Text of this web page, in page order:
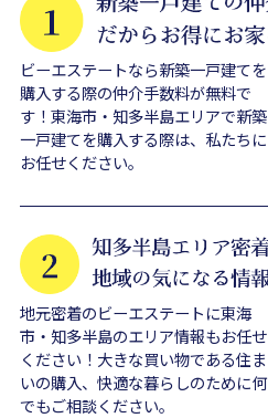
ビーエステートなら新築一戸建てを
購入する際の仲介手数料が無料で
す！東海市・知多半島エリアで新築
一戸建てを購入する際は、私たちに
お任せください。
地元密着のビーエステートに東海
市・知多半島のエリア情報もお任せ
ください！大きな買い物である住ま
いの購入、快適な暮らしのために何
でもご相談ください。